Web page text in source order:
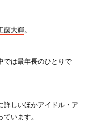
藤大輝。
では最年長のひとりで
詳しいほかアイドル・ア
います。